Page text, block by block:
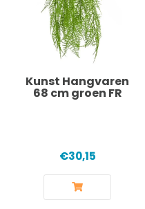
Kunst Hangvaren
68 cm groen FR
€30,15